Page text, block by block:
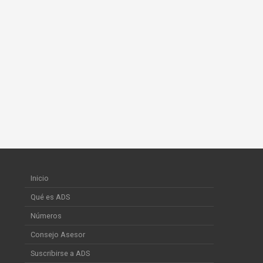
Inicio
Qué es ADS
Números
Consejo Asesor
Suscribirse a ADS